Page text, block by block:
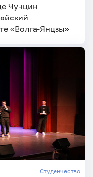
Чунцин
«Волга-Янцзы»
Студенчество